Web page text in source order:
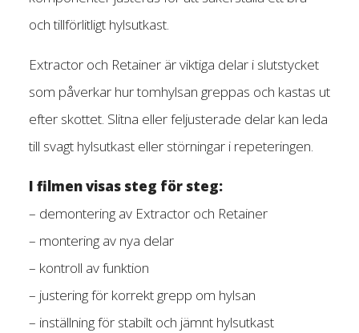
och tillförlitligt hylsutkast.
Extractor och Retainer är viktiga delar i slutstycket
som påverkar hur tomhylsan greppas och kastas ut
efter skottet. Slitna eller feljusterade delar kan leda
till svagt hylsutkast eller störningar i repeteringen.
I filmen visas steg för steg:
– demontering av Extractor och Retainer
– montering av nya delar
– kontroll av funktion
– justering för korrekt grepp om hylsan
– inställning för stabilt och jämnt hylsutkast